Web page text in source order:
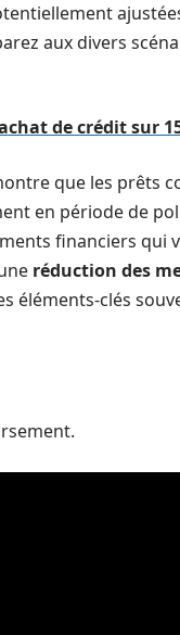
aux divers
de crédit sur
que les prêts
en période de
financiers qui
réduction des
éléments-clés